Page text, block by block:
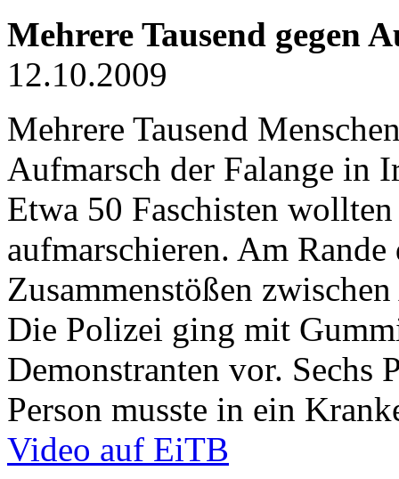
Mehrere Tausend gegen
12.10.2009
Mehrere Tausend
Aufmarsch der Falange in
Etwa 50 Faschisten
aufmarschieren. Am
Zusammenstößen
Die Polizei ging mit
Demonstranten vor. Sechs
Person musste in ein
Video auf EiTB